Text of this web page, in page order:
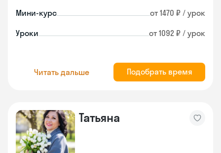
Мини-курс от 1470 ₽ / урок
Уроки от 1092 ₽ / урок
Читать дальше Подобрать время
Татьяна